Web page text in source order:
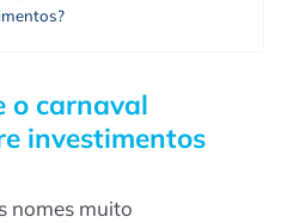
o carnaval
investimentos
nomes muito